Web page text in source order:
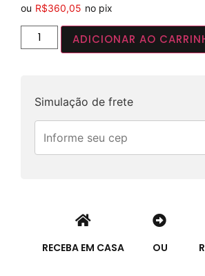
ou R$360,05 no pix
ADICIONAR AO
Simulação de frete
RECEBA EM CASA OU